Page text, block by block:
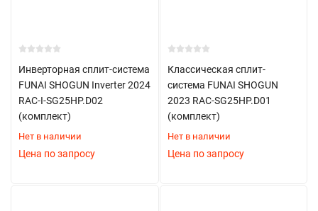
Инверторная сплит-система
FUNAI SHOGUN Inverter 2024
RAC-I-SG25HP.D02
(комплект)
Нет в наличии
Цена по запросу
Классическая сплит-
система FUNAI SHOGUN
2023 RAC-SG25HP.D01
(комплект)
Нет в наличии
Цена по запросу